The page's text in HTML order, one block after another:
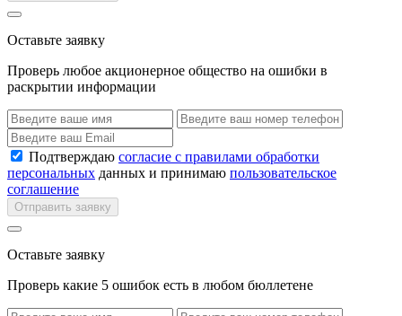
Оставьте заявку
Проверь любое акционерное общество на ошибки в
раскрытии информации
Подтверждаю согласие с правилами обработки
персональных данных и принимаю пользовательское
соглашение
Отправить заявку
Оставьте заявку
Проверь какие 5 ошибок есть в любом бюллетене